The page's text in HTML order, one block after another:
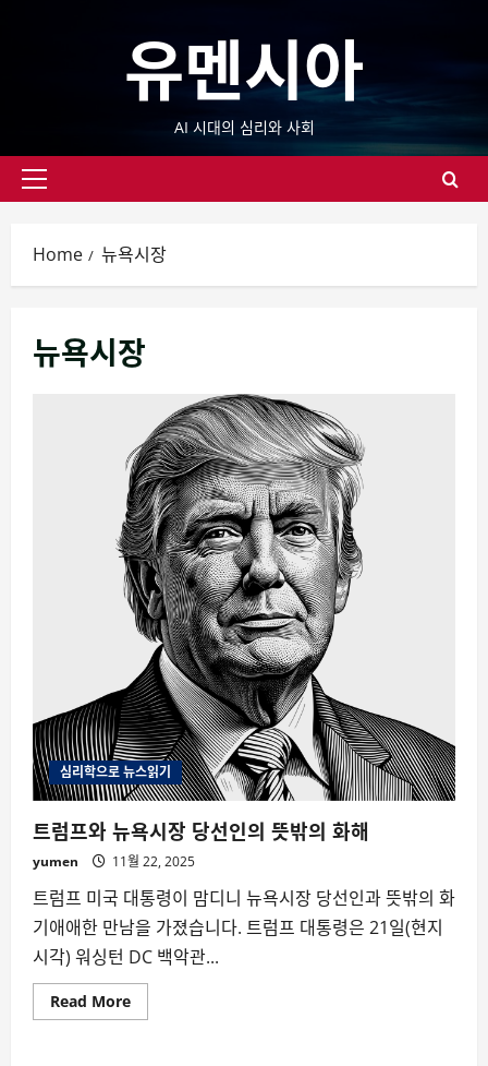
유멘시아
AI 시대의 심리와 사회
Primary
Home 뉴욕시장
뉴욕시장
심리학으로 뉴스읽기
트럼프와 뉴욕시장 당선인의 뜻밖의 화해
yumen 11월 22, 2025
트럼프 미국 대통령이 맘디니 뉴욕시장 당선인과 뜻밖의 화
기애애한 만남을 가졌습니다. 트럼프 대통령은 21일(현지
시각) 워싱턴 DC 백악관...
Read MoreRead
more